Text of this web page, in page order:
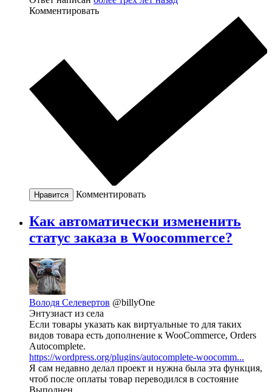
Комментировать
Нравится Комментировать
Как автоматически измененить
статус заказа в Woocommerce?
Володя Селевертов @billyOne
Энтузиаст из села
Если товары указать как виртуальные то для таких
видов товара есть дополнение к WooCommerce, Orders
Autocomplete.
https://wordpress.org/plugins/autocomplete-woocomm...
Я сам недавно делал проект и нужна была эта функция,
чтоб после оплаты товар переводился в состояние
Выполнен